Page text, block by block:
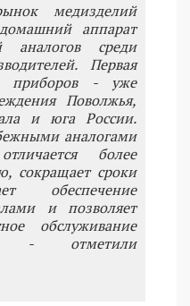
медизделий
аппарат
среди
Первая
приборов - уже
Поволжья,
и юга России.
аналогами
более
сокращает сроки
обеспечение
и позволяет
обслуживание
- отметили